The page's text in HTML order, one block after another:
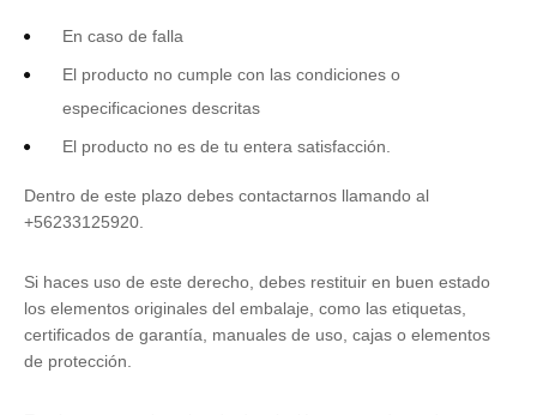
En caso de falla
El producto no cumple con las condiciones o
especificaciones descritas
El producto no es de tu entera satisfacción.
Dentro de este plazo debes contactarnos llamando al
+56233125920.
Si haces uso de este derecho, debes restituir en buen estado
los elementos originales del embalaje, como las etiquetas,
certificados de garantía, manuales de uso, cajas o elementos
de protección.